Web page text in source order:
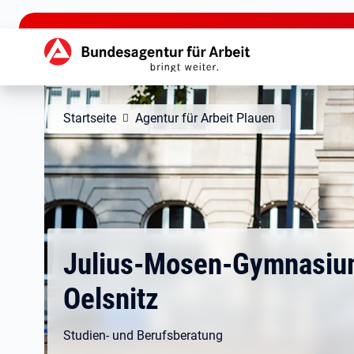
zu den Hauptinhalten springen
Hauptnavigation
Startseite Agentur für Arbeit Plauen
Julius-Mosen-
Oelsnitz
Studien- und Berufsberatung